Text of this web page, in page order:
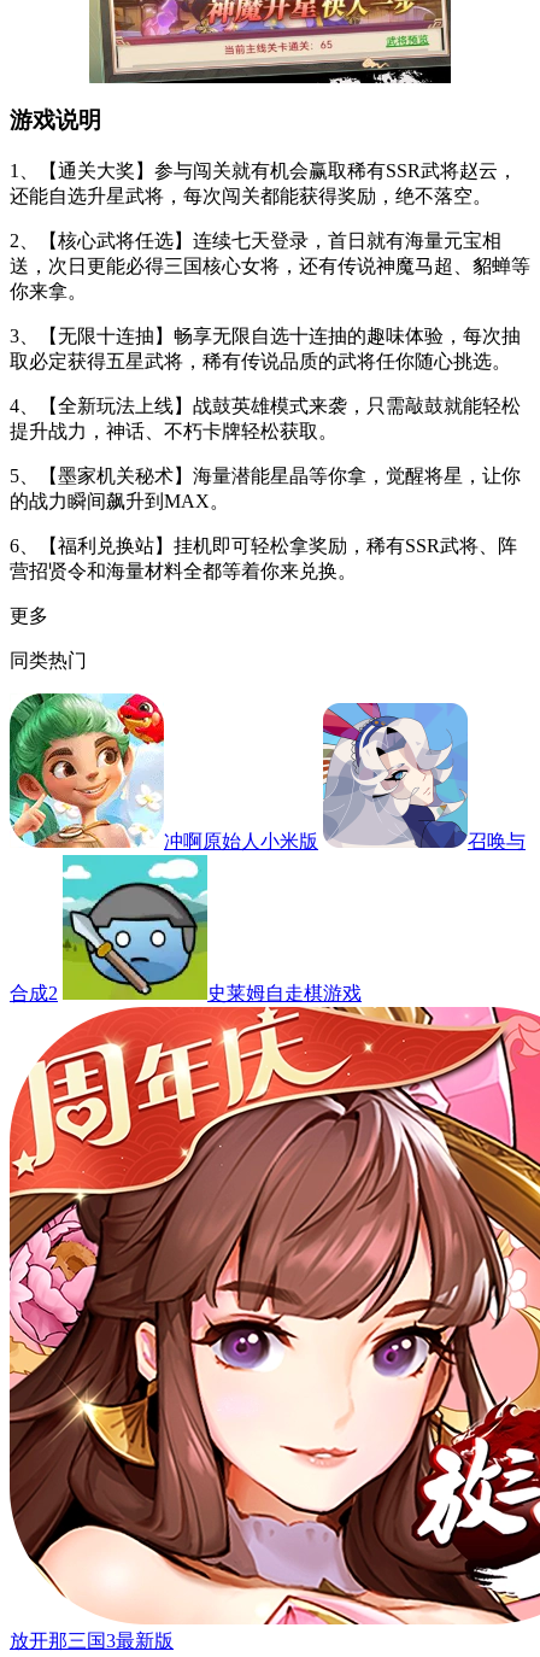
游戏说明
1、【通关大奖】参与闯关就有机会赢取稀有SSR武将赵云，
还能自选升星武将，每次闯关都能获得奖励，绝不落空。
2、【核心武将任选】连续七天登录，首日就有海量元宝相
送，次日更能必得三国核心女将，还有传说神魔马超、貂蝉等
你来拿。
3、【无限十连抽】畅享无限自选十连抽的趣味体验，每次抽
取必定获得五星武将，稀有传说品质的武将任你随心挑选。
4、【全新玩法上线】战鼓英雄模式来袭，只需敲鼓就能轻松
提升战力，神话、不朽卡牌轻松获取。
5、【墨家机关秘术】海量潜能星晶等你拿，觉醒将星，让你
的战力瞬间飙升到MAX。
6、【福利兑换站】挂机即可轻松拿奖励，稀有SSR武将、阵
营招贤令和海量材料全都等着你来兑换。
更多
同类热门
冲啊原始人小米版 召唤与
合成2 史莱姆自走棋游戏
放开那三国3最新版